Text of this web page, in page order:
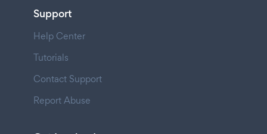
Support
Help Center
Tutorials
Contact Support
Report Abuse